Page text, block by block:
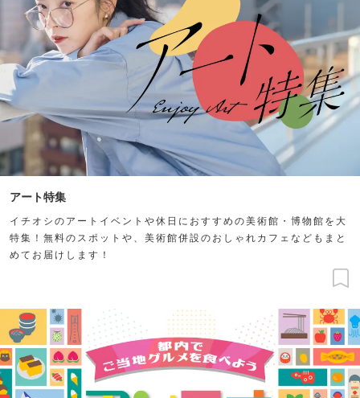
アート特集
イチオシのアートイベントや休日におすすめの美術館・博物館を大
特集！無料のスポットや、美術館併設のおしゃれカフェなどもまと
めてお届けします！